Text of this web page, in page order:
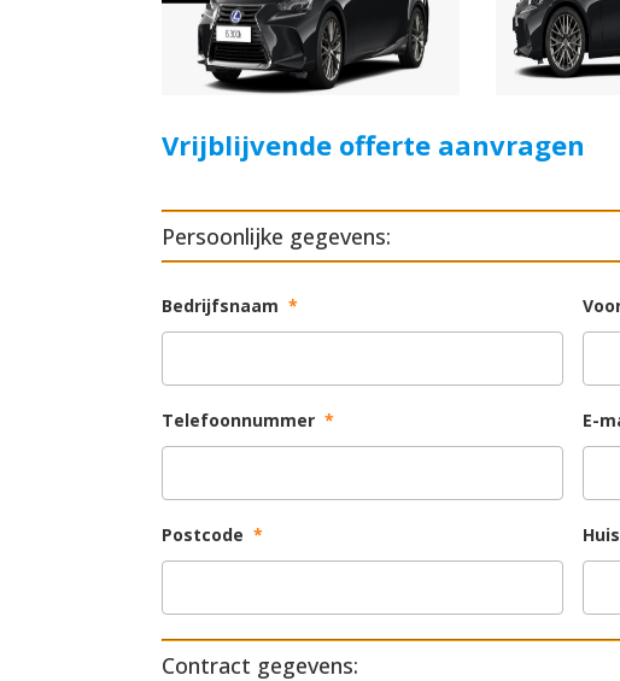
Vrijblijvende offerte aanvragen
Persoonlijke gegevens:
Bedrijfsnaam *
Telefoonnummer * E-
Postcode *
Contract gegevens: